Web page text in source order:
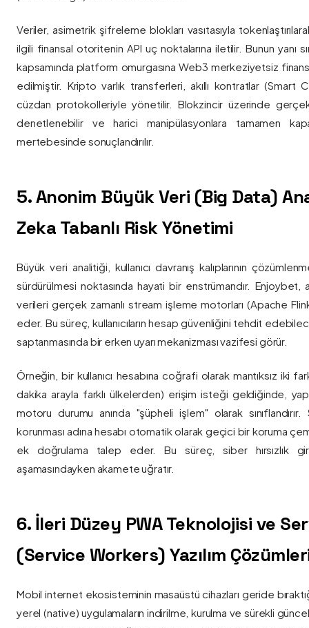
Veriler, asimetrik şifreleme blokları vasıtasıyla
ilgili finansal otoritenin API uç noktalarına iletilir. Bunun yanı
kapsamında platform omurgasına Web3 merkeziyetsiz
edilmiştir. Kripto varlık transferleri, akıllı kontratlar (Smart
cüzdan protokolleriyle yönetilir. Blokzincir üzerinde
denetlenebilir ve harici manipülasyonlara tamamen
mertebesinde sonuçlandırılır.
5. Anonim Büyük Veri (Big Data)
Zeka Tabanlı Risk Yönetimi
Büyük veri analitiği, kullanıcı davranış kalıplarının
sürdürülmesi noktasında hayati bir enstrümandır. Enjoybet,
verileri gerçek zamanlı stream işleme motorları (Apache Flink
eder. Bu süreç, kullanıcıların hesap güvenliğini tehdit
saptanmasında bir erken uyarı mekanizması vazifesi görür.
Örneğin, bir kullanıcı hesabına coğrafi olarak mantıksız iki
dakika arayla farklı ülkelerden) erişim isteği geldiğinde,
motoru durumu anında "şüpheli işlem" olarak sınıflandırır.
korunması adına hesabı otomatik olarak geçici bir koruma
ek doğrulama talep eder. Bu süreç, siber hırsızlık
aşamasındayken akamete uğratır.
6. İleri Düzey PWA Teknolojisi ve
(Service Workers) Yazılım
Mobil internet ekosisteminin masaüstü cihazları geride
yerel (native) uygulamaların indirilme, kurulma ve sürekli